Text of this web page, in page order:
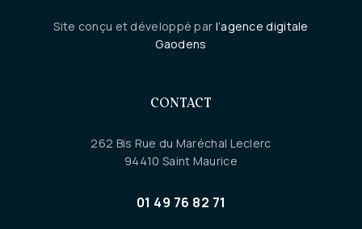
Site conçu et développé par l’agence digitale
Gaodens
CONTACT
262 Bis Rue du Maréchal Leclerc
94410 Saint Maurice
01 49 76 82 71